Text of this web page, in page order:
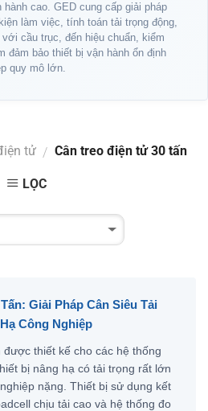
cao. GED cung cấp giải pháp
làm việc, tính toán tải trọng động,
cầu trục, đến hiệu chuẩn, kiểm
đảm bảo thiết bị vận hành ổn định
quy mô lớn.
tử / Cân treo điện tử 30 tấn
LỌC
Giải Pháp Cân Siêu Tải
Công Nghiệp
thiết kế cho các hệ thống
bị nâng hạ có tải trọng rất lớn
nặng. Thiết bị sử dụng kết
chịu tải cao và hệ thống đo